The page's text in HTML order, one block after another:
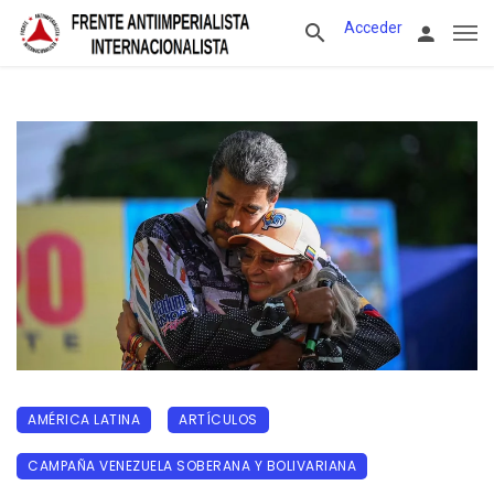
Acceder
AMÉRICA LATINA ARTÍCULOS
CAMPAÑA VENEZUELA SOBERANA Y BOLIVARIANA